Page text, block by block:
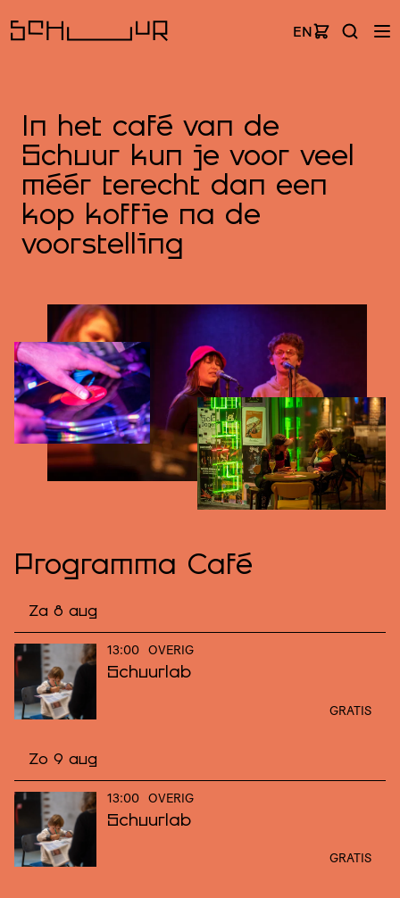
EN
In het café van de
Schuur kun je voor veel
méér terecht dan een
kop koffie na de
voorstelling
Programma Café
Za 8 aug
13:00 OVERIG
Schuurlab
GRATIS
Zo 9 aug
13:00 OVERIG
Schuurlab
GRATIS